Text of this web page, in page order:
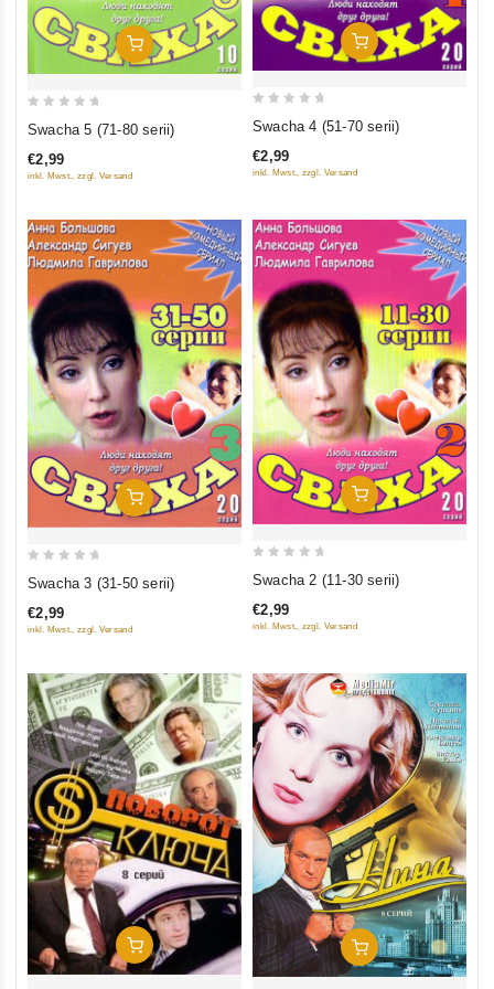
In Den Warenkorb
of
Swacha 5 (71-80 serii)
€2,99
inkl. Mwst., zzgl. Versand
In Den Warenkorb
of
Swacha 4 (51-70 serii)
€2,99
inkl. Mwst., zzgl. Versand
In Den Warenkorb
of
Swacha 3 (31-50 serii)
€2,99
inkl. Mwst., zzgl. Versand
In Den Warenkorb
of
Swacha 2 (11-30 serii)
€2,99
inkl. Mwst., zzgl. Versand
In Den Warenkorb In Den Warenkorb